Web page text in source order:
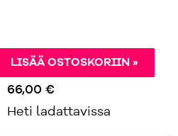
LISÄÄ OSTOSKORIIN »
66,00 €
Heti ladattavissa